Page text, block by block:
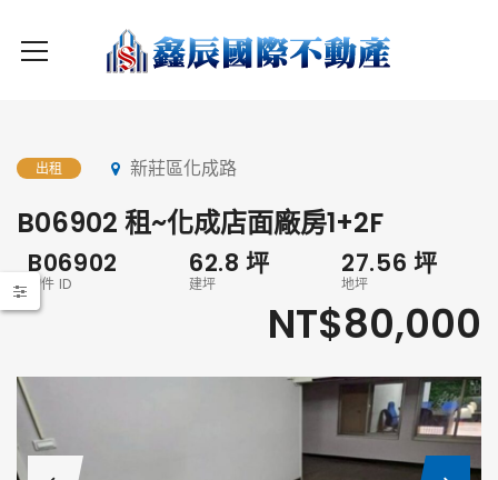
出租 新莊區化成路
B06902 租~化成店面廠房1+2F
B06902
物件 ID
62.8坪
建坪
27.56 坪
地坪
NT$80,000